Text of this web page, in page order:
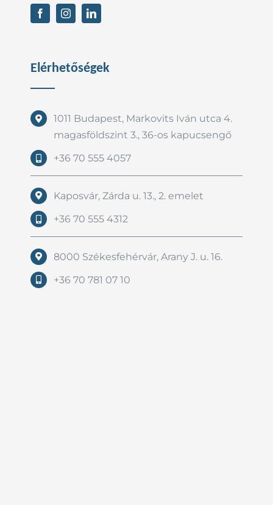
Elérhetőségek
1011 Budapest, Markovits Iván utca 4.
magasföldszint 3., 36-os kapucsengő
+36 70 555 4057
Kaposvár, Zárda u. 13., 2. emelet
+36 70 555 4312
8000 Székesfehérvár, Arany J. u. 16.
+36 70 781 07 10